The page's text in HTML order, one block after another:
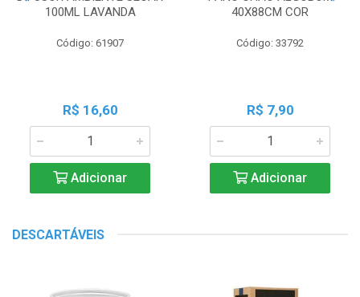
100ML LAVANDA
Código: 61907
R$ 16,60
Adicionar
40X88CM COR
Código: 33792
R$ 7,90
Adicionar
DESCARTÁVEIS